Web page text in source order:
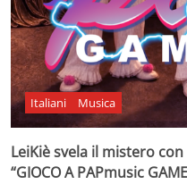
Italiani Musica
LeiKiè svela il mistero
“GIOCO A PAPmusic